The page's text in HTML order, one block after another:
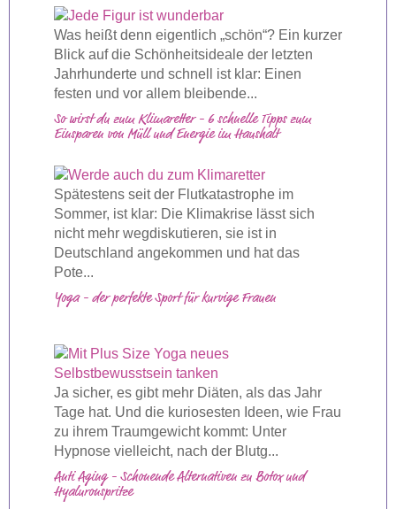
Was heißt denn eigentlich „schön“? Ein kurzer
Blick auf die Schönheitsideale der letzten
Jahrhunderte und schnell ist klar: Einen
festen und vor allem bleibende...
So wirst du zum Klimaretter - 6 schnelle Tipps zum
Einsparen von Müll und Energie im Haushalt
Spätestens seit der Flutkatastrophe im
Sommer, ist klar: Die Klimakrise lässt sich
nicht mehr wegdiskutieren, sie ist in
Deutschland angekommen und hat das
Pote...
Yoga - der perfekte Sport für kurvige Frauen
Ja sicher, es gibt mehr Diäten, als das Jahr
Tage hat. Und die kuriosesten Ideen, wie Frau
zu ihrem Traumgewicht kommt: Unter
Hypnose vielleicht, nach der Blutg...
Anti Aging - Schonende Alternativen zu Botox und
Hyaluronspritze